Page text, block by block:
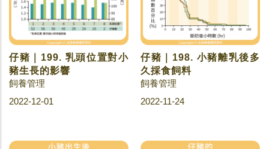
仔豬｜199. 乳頭位置對小
豬生長的影響
飼養管理
2022-12-01
仔豬｜198. 小豬離乳後多
久採食飼料
飼養管理
2022-11-24